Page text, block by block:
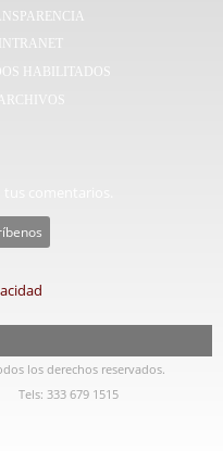
INTRANET
HABILITADOS
ARCHIVOS
los derechos reservados.
Tels: 333 679 1515